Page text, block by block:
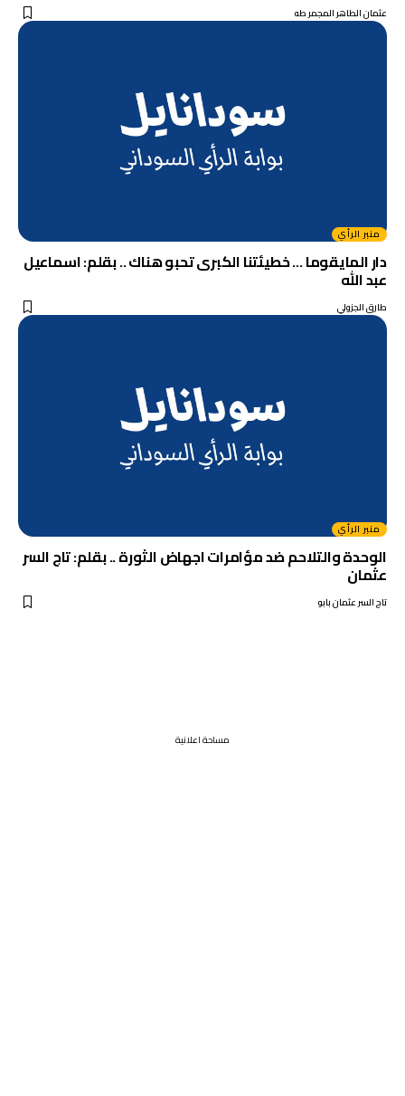
عثمان الطاهر المجمر طه
منبر الرأي
دار المايقوما … خطيئتنا الكبرى تحبو هناك .. بقلم: اسماعيل
عبد الله
طارق الجزولي
منبر الرأي
الوحدة والتلاحم ضد مؤامرات اجهاض الثورة .. بقلم: تاج السر
عثمان
تاج السر عثمان بابو
مساحة اعلانية